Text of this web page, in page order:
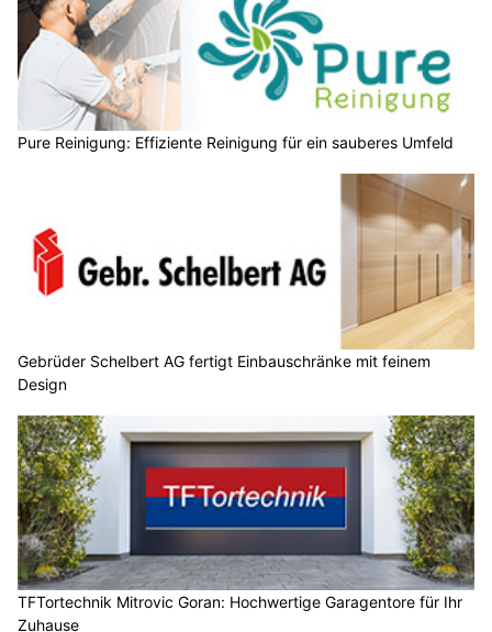
Pure Reinigung: Effiziente Reinigung für ein sauberes Umfeld
Gebrüder Schelbert AG fertigt Einbauschränke mit feinem
Design
TFTortechnik Mitrovic Goran: Hochwertige Garagentore für Ihr
Zuhause